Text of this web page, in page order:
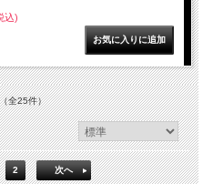
込)
全25件）
2 次へ